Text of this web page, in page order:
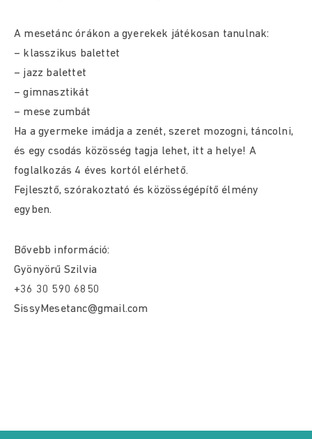
A mesetánc órákon a gyerekek játékosan tanulnak:
– klasszikus balettet
– jazz balettet
– gimnasztikát
– mese zumbát
Ha a gyermeke imádja a zenét, szeret mozogni, táncolni,
és egy csodás közösség tagja lehet, itt a helye! A
foglalkozás 4 éves kortól elérhető.
Fejlesztő, szórakoztató és közösségépítő élmény
egyben.
Bővebb információ:
Gyönyörű Szilvia
+36 30 590 6850
SissyMesetanc@gmail.com